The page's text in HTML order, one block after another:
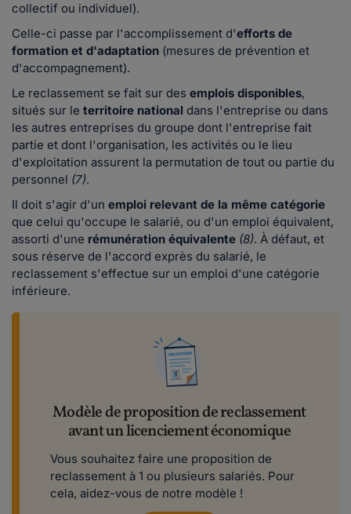
collectif ou individuel).
Celle-ci passe par l'accomplissement d'efforts de
formation et d'adaptation (mesures de prévention et
d'accompagnement).
Le reclassement se fait sur des emplois disponibles,
situés sur le territoire national dans l'entreprise ou dans
les autres entreprises du groupe dont l'entreprise fait
partie et dont l'organisation, les activités ou le lieu
d'exploitation assurent la permutation de tout ou partie du
personnel (7).
Il doit s'agir d'un emploi relevant de la même catégorie
que celui qu'occupe le salarié, ou d'un emploi équivalent,
assorti d'une rémunération équivalente (8). À défaut, et
sous réserve de l'accord exprès du salarié, le
reclassement s'effectue sur un emploi d'une catégorie
inférieure.
Modèle de proposition de reclassement
avant un licenciement économique
Vous souhaitez faire une proposition de
reclassement à 1 ou plusieurs salariés. Pour
cela, aidez-vous de notre modèle !